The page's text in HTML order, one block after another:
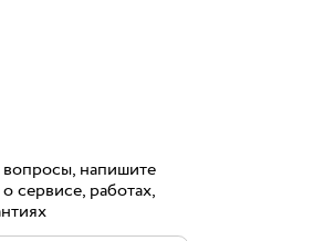
вопросы, напишите
сервисе, работах,